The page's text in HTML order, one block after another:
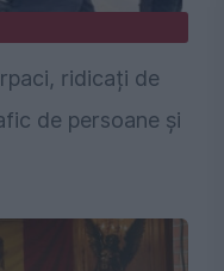
ridicați de
de persoane și